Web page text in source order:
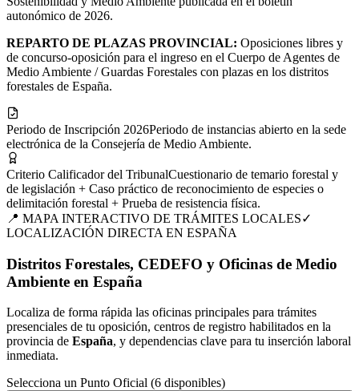
autonómico de 2026.
REPARTO DE PLAZAS PROVINCIAL: Oposiciones libres y
de concurso-oposición para el ingreso en el Cuerpo de Agentes de
Medio Ambiente / Guardas Forestales con plazas en los distritos
forestales de España.
Periodo de Inscripción 2026Periodo de instancias abierto en la sede
electrónica de la Consejería de Medio Ambiente.
Criterio Calificador del TribunalCuestionario de temario forestal y
de legislación + Caso práctico de reconocimiento de especies o
delimitación forestal + Prueba de resistencia física.
📍 MAPA INTERACTIVO DE TRÁMITES LOCALES✓
LOCALIZACIÓN DIRECTA EN ESPAÑA
Distritos Forestales, CEDEFO y Oficinas de Medio
Ambiente en España
Localiza de forma rápida las oficinas principales para trámites
presenciales de tu oposición, centros de registro habilitados en la
provincia de España, y dependencias clave para tu inserción laboral
inmediata.
Selecciona un Punto Oficial (6 disponibles)